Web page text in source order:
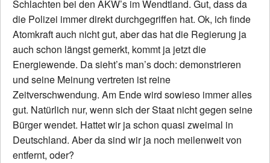
Schlachten bei den AKW’s im Wendtland. Gut, dass da
die Polizei immer direkt durchgegriffen hat. Ok, ich finde
Atomkraft auch nicht gut, aber das hat die Regierung ja
auch schon längst gemerkt, kommt ja jetzt die
Energiewende. Da sieht’s man’s doch: demonstrieren
und seine Meinung vertreten ist reine
Zeitverschwendung. Am Ende wird sowieso immer alles
gut. Natürlich nur, wenn sich der Staat nicht gegen seine
Bürger wendet. Hattet wir ja schon quasi zweimal in
Deutschland. Aber da sind wir ja noch meilenweit von
entfernt, oder?